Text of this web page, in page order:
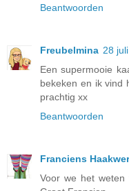
Beantwoorden
Freubelmina 28
Een supermooie
bekeken en ik vind
prachtig xx
Beantwoorden
Franciens
Voor we het weten